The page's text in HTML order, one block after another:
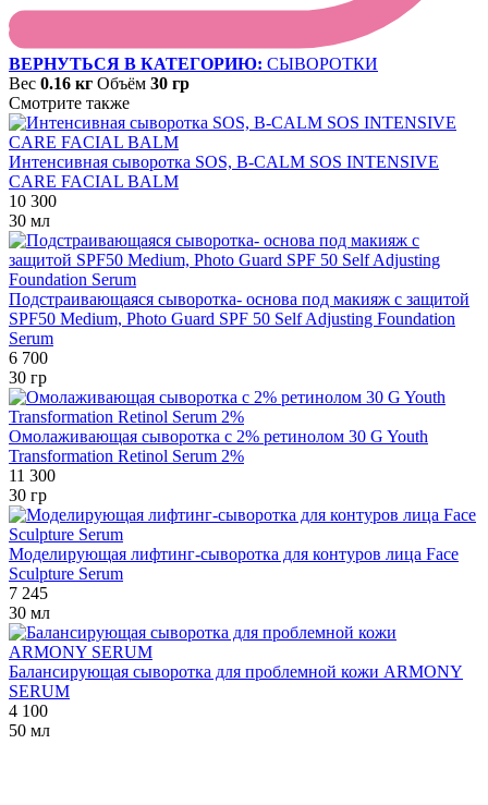
ВЕРНУТЬСЯ В КАТЕГОРИЮ: СЫВОРОТКИ
Вес 0.16 кг Объём 30 гр
Смотрите также
Интенсивная сыворотка SOS, B-CALM SOS INTENSIVE
CARE FACIAL BALM
10 300
30 мл
Подстраивающаяся сыворотка- основа под макияж с защитой
SPF50 Medium, Photo Guard SPF 50 Self Adjusting Foundation
Serum
6 700
30 гр
Омолаживающая сыворотка с 2% ретинолом 30 G Youth
Transformation Retinol Serum 2%
11 300
30 гр
Моделирующая лифтинг-сыворотка для контуров лица Face
Sculpture Serum
7 245
30 мл
Балансирующая сыворотка для проблемной кожи ARMONY
SERUM
4 100
50 мл